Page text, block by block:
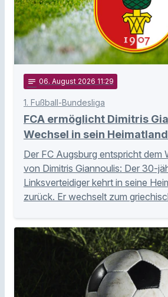
notes 06. August 2026 11:29
1. Fußball-Bundesliga
FCA ermöglicht Dimitris
Wechsel in sein Heimatland
Der FC Augsburg entspricht dem
von Dimitris Giannoulis: Der 30-
Linksverteidiger kehrt in seine
zurück. Er wechselt zum